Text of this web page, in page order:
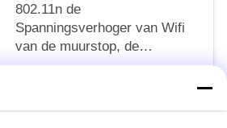
802.11n de
Spanningsverhoger van Wifi
van de muurstop, de
Vergroting van de Routerwifi